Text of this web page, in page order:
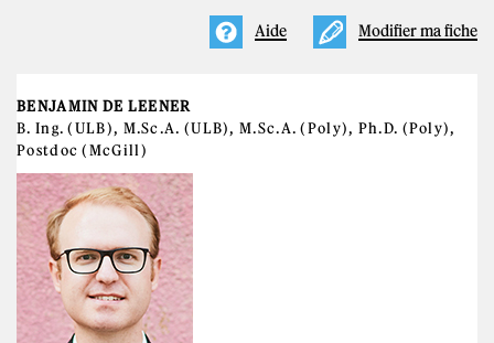
Modifier ma fiche
Aide
BENJAMIN DE LEENER
B. Ing. (ULB), M.Sc.A. (ULB), M.Sc.A. (Poly), Ph.D. (Poly),
Postdoc (McGill)